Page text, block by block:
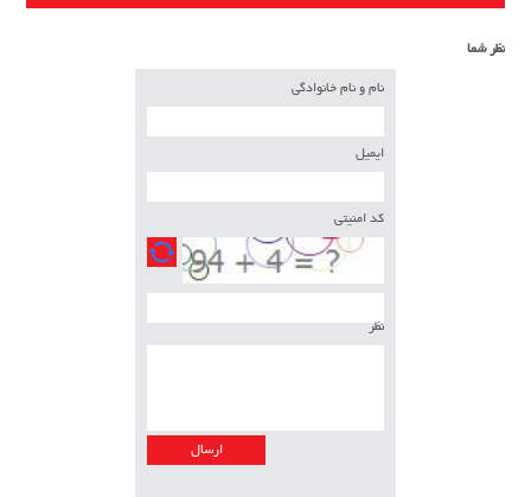
نظر شما
نام و نام خانوادگی
ایمیل
کد امنیتی
نظر